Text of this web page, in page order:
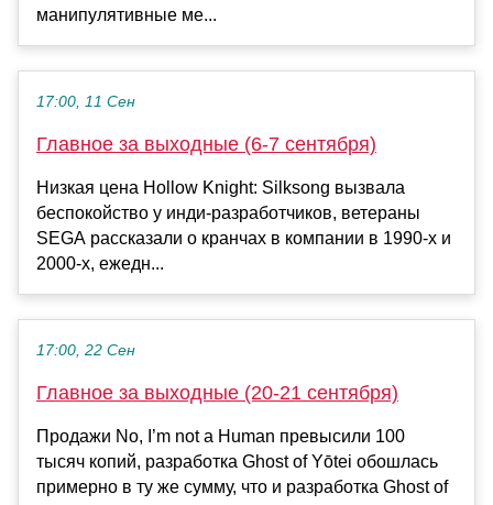
манипулятивные ме...
17:00, 11 Сен
Главное за выходные (6-7 сентября)
Низкая цена Hollow Knight: Silksong вызвала
беспокойство у инди-разработчиков, ветераны
SEGA рассказали о кранчах в компании в 1990-х и
2000-х, ежедн...
17:00, 22 Сен
Главное за выходные (20-21 сентября)
Продажи No, I’m not a Human превысили 100
тысяч копий, разработка Ghost of Yōtei обошлась
примерно в ту же сумму, что и разработка Ghost of